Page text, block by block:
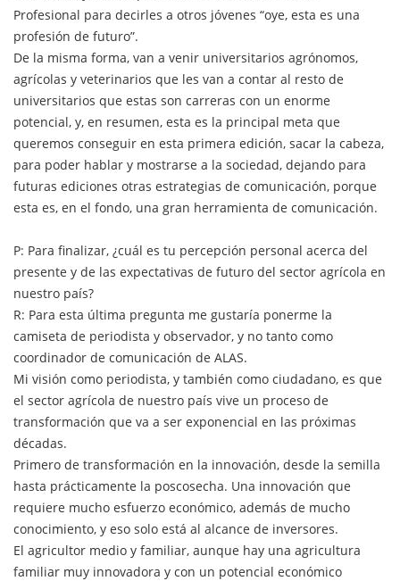
Profesional para decirles a otros jóvenes “oye, esta es una
profesión de futuro”.
De la misma forma, van a venir universitarios agrónomos,
agrícolas y veterinarios que les van a contar al resto de
universitarios que estas son carreras con un enorme
potencial, y, en resumen, esta es la principal meta que
queremos conseguir en esta primera edición, sacar la cabeza,
para poder hablar y mostrarse a la sociedad, dejando para
futuras ediciones otras estrategias de comunicación, porque
esta es, en el fondo, una gran herramienta de comunicación.
P: Para finalizar, ¿cuál es tu percepción personal acerca del
presente y de las expectativas de futuro del sector agrícola en
nuestro país?
R: Para esta última pregunta me gustaría ponerme la
camiseta de periodista y observador, y no tanto como
coordinador de comunicación de ALAS.
Mi visión como periodista, y también como ciudadano, es que
el sector agrícola de nuestro país vive un proceso de
transformación que va a ser exponencial en las próximas
décadas.
Primero de transformación en la innovación, desde la semilla
hasta prácticamente la poscosecha. Una innovación que
requiere mucho esfuerzo económico, además de mucho
conocimiento, y eso solo está al alcance de inversores.
El agricultor medio y familiar, aunque hay una agricultura
familiar muy innovadora y con un potencial económico